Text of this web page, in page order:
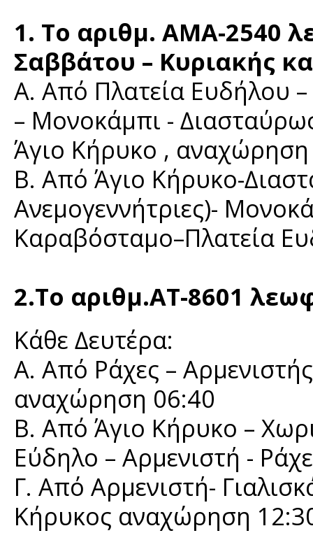
1. Το αριθμ. ΑΜΑ-2540
Σαββάτου – Κυριακής
Α. Από Πλατεία Ευδήλου
– Μονοκάμπι -
Άγιο Κήρυκο ,
Β. Από Άγιο Κήρυκο-
Ανεμογεννήτριες)-
Καραβόσταμο–Πλατεία
2.Το αριθμ.ΑΤ-8601
Κάθε ∆ευτέρα:
Α. Από Ράχες –
αναχώρηση 06:40
Β. Από Άγιο Κήρυκο –
Εύδηλο – Αρμενιστή -
Γ. Από Αρμενιστή-
Κήρυκος αναχώρηση